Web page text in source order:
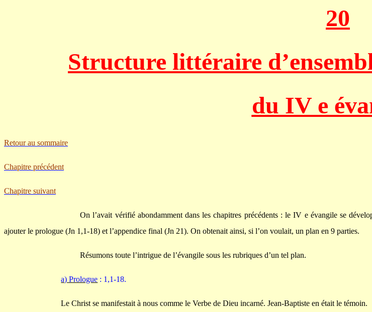
20
Structure littéraire
du IV e
Retour au sommaire
Chapitre précédent
Chapitre suivant
On l’avait vérifié abondamment dans les chapitres précédents : le IV e évangile se
ajouter le prologue (Jn 1,1-18) et l’appendice final (Jn 21). On obtenait ainsi, si l’on voulait, un plan en 9 parties.
Résumons toute l’intrigue de l’évangile sous les rubriques d’un tel plan.
a) Prologue : 1,1-18.
Le Christ se manifestait à nous comme le Verbe de Dieu incarné. Jean-Baptiste en était le témoin.